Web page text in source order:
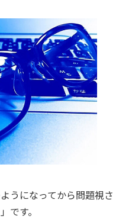
うになってから問題視さ
です。